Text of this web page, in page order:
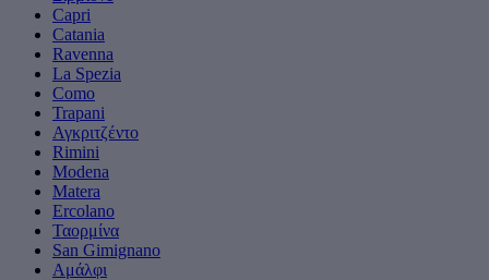
Capri
Catania
Ravenna
La Spezia
Como
Trapani
Αγκριτζέντο
Rimini
Modena
Matera
Ercolano
Ταορμίνα
San Gimignano
Αμάλφι